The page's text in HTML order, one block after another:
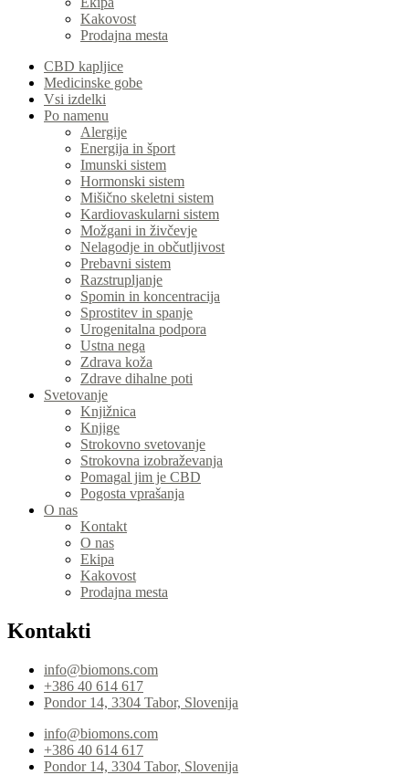
Kakovost
Prodajna mesta
CBD kapljice
Medicinske gobe
Vsi izdelki
Po namenu
Alergije
Energija in šport
Imunski sistem
Hormonski sistem
Mišično skeletni sistem
Kardiovaskularni sistem
Možgani in živčevje
Nelagodje in občutljivost
Prebavni sistem
Razstrupljanje
Spomin in koncentracija
Sprostitev in spanje
Urogenitalna podpora
Ustna nega
Zdrava koža
Zdrave dihalne poti
Svetovanje
Knjižnica
Knjige
Strokovno svetovanje
Strokovna izobraževanja
Pomagal jim je CBD
Pogosta vprašanja
O nas
Kontakt
O nas
Ekipa
Kakovost
Prodajna mesta
Kontakti
info@biomons.com
+386 40 614 617
Pondor 14, 3304 Tabor, Slovenija
info@biomons.com
+386 40 614 617
Pondor 14, 3304 Tabor, Slovenija